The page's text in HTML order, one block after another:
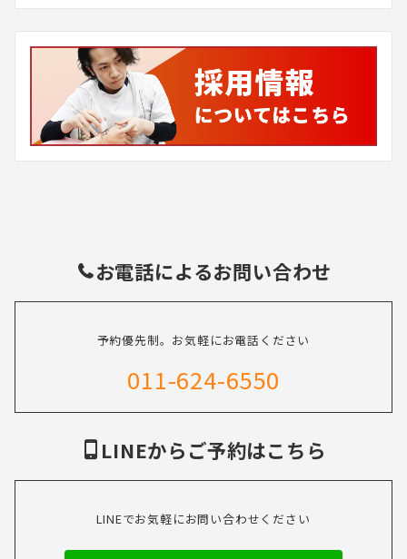
お電話によるお問い合わせ
予約優先制。お気軽にお電話ください
011-624-6550
LINEからご予約はこちら
LINEでお気軽にお問い合わせください